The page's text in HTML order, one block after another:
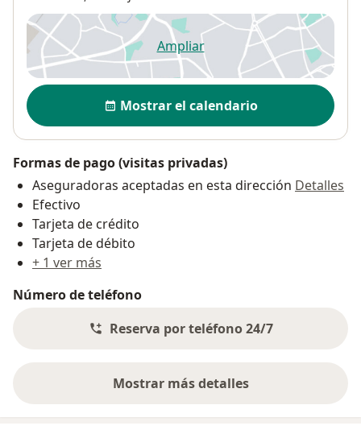
Ampliarse abre en una nueva
Disponibilidad
Mostrar el calendario
Formas de pago (visitas privadas)
Aseguradoras aceptadas en esta dirección Detalles
Efectivo
Tarjeta de crédito
Tarjeta de débito
+ 1 ver más
Número de teléfono
Reserva por teléfono 24/7
Mostrar más detalles
sobre la dirección